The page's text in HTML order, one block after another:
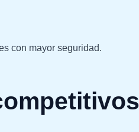
con mayor seguridad.